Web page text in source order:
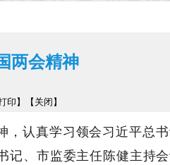
两会精神
印】 【关闭】
认真学习领会习近平总
记、市监委主任陈健主持